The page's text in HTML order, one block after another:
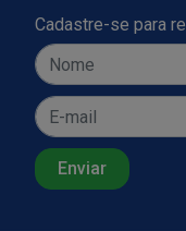
Cadastre-se para